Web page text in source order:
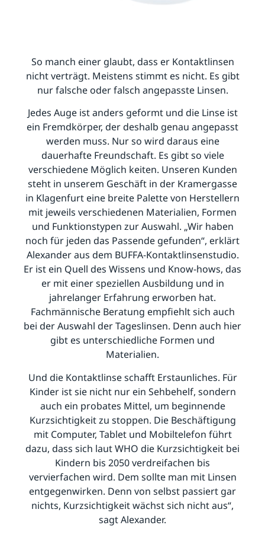
So manch einer glaubt, dass er Kontaktlinsen
nicht verträgt. Meistens stimmt es nicht. Es gibt
nur falsche oder falsch angepasste Linsen.
Jedes Auge ist anders geformt und die Linse ist
ein Fremdkörper, der deshalb genau angepasst
werden muss. Nur so wird daraus eine
dauerhafte Freundschaft. Es gibt so viele
verschiedene Möglich keiten. Unseren Kunden
steht in unserem Geschäft in der Kramergasse
in Klagenfurt eine breite Palette von Herstellern
mit jeweils verschiedenen Materialien, Formen
und Funktionstypen zur Auswahl. „Wir haben
noch für jeden das Passende gefunden“, erklärt
Alexander aus dem BUFFA-Kontaktlinsenstudio.
Er ist ein Quell des Wissens und Know-hows, das
er mit einer speziellen Ausbildung und in
jahrelanger Erfahrung erworben hat.
Fachmännische Beratung empfiehlt sich auch
bei der Auswahl der Tageslinsen. Denn auch hier
gibt es unterschiedliche Formen und
Materialien.
Und die Kontaktlinse schafft Erstaunliches. Für
Kinder ist sie nicht nur ein Sehbehelf, sondern
auch ein probates Mittel, um beginnende
Kurzsichtigkeit zu stoppen. Die Beschäftigung
mit Computer, Tablet und Mobiltelefon führt
dazu, dass sich laut WHO die Kurzsichtigkeit bei
Kindern bis 2050 verdreifachen bis
vervierfachen wird. Dem sollte man mit Linsen
entgegenwirken. Denn von selbst passiert gar
nichts, Kurzsichtigkeit wächst sich nicht aus“,
sagt Alexander.